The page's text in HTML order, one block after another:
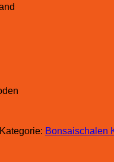
Kategorie: Bonsaischalen